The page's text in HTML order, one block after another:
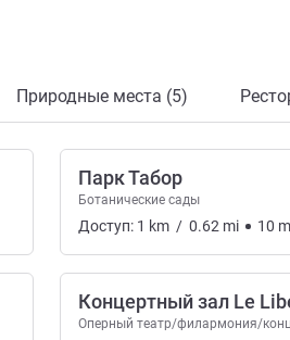
Природные места (5)
Парк Табор
Ботанические сады
Доступ: 1 km / 0.62 mi 10
Концертный зал Le
Оперный театр/филармония/